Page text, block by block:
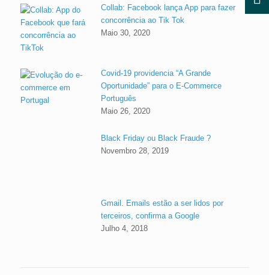
Collab: Facebook lança App para fazer
concorrência ao Tik Tok
Maio 30, 2020
Covid-19 providencia “A Grande
Oportunidade” para o E-Commerce
Português
Maio 26, 2020
Black Friday ou Black Fraude ?
Novembro 28, 2019
Gmail. Emails estão a ser lidos por
terceiros, confirma a Google
Julho 4, 2018